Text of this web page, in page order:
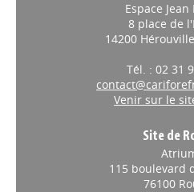
Espace
8 place de
14200
Tél. : 02 31
Venir sur le
Site de
115 boulevard
76100